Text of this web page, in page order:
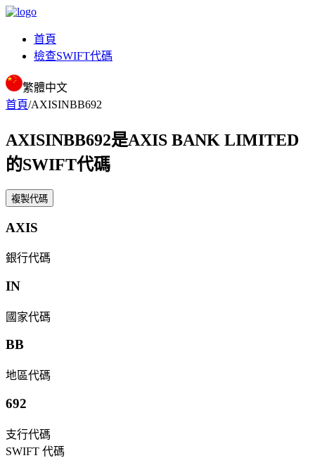
首頁
檢查SWIFT代碼
繁體中文
首頁/AXISINBB692
AXISINBB692是AXIS BANK LIMITED
的SWIFT代碼
複製代碼
AXIS
銀行代碼
IN
國家代碼
BB
地區代碼
692
支行代碼
SWIFT 代碼